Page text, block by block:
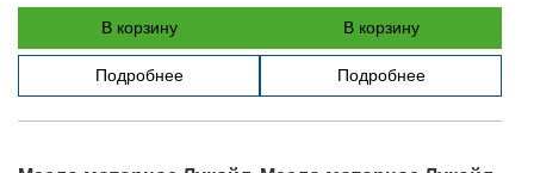
В корзину
Подробнее
В корзину
Подробнее